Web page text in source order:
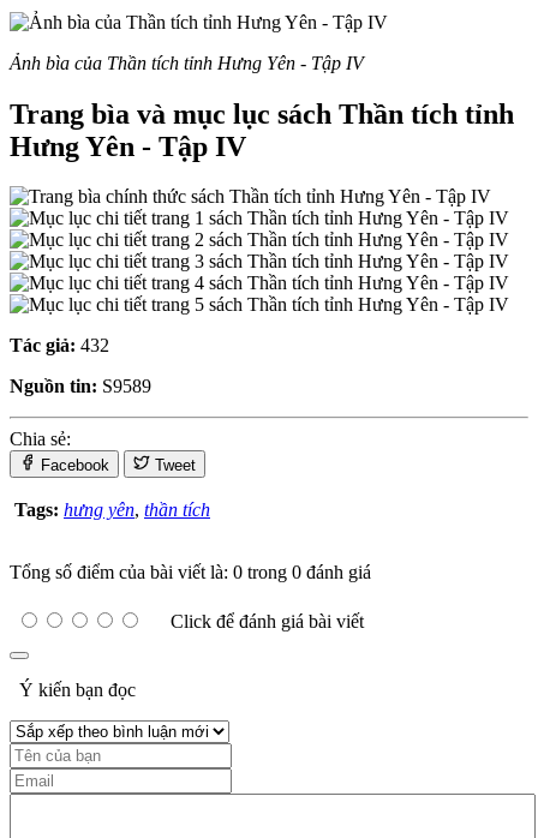
Ảnh bìa của Thần tích tỉnh Hưng Yên - Tập IV
Trang bìa và mục lục sách Thần tích tỉnh
Hưng Yên - Tập IV
Tác giả: 432
Nguồn tin: S9589
Chia sẻ:
Facebook Tweet
Tags: hưng yên, thần tích
Tổng số điểm của bài viết là: 0 trong 0 đánh giá
Click để đánh giá bài viết
Ý kiến bạn đọc